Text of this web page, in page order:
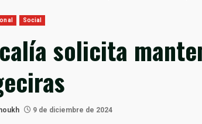
Social
solicita
9 de diciembre de 2024